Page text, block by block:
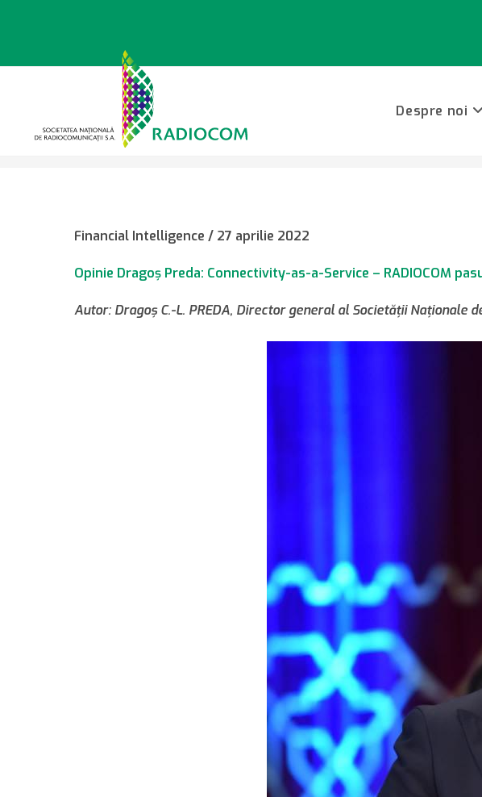
Despre noi
>
Financial Intelligence / 27 aprilie 2022
Opinie Dragoş Preda: Connectivity-as-a-Service – RADIOCOM
Autor: Dragoş C.-L. PREDA, Director general al Societăţii Naţionale